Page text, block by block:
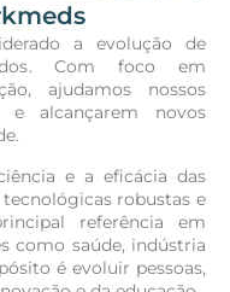
a evolução de
Com foco em
ajudamos nossos
e alcançarem novos
e a eficácia das
robustas e
referência em
como saúde, indústria
é evoluir pessoas,